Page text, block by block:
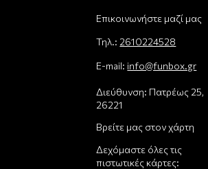
Επικοινωνήστε μαζί μας
Τηλ.: 2610224528
E-mail: info@funbox.gr
Διεύθυνση: Πατρέως 25,
26221
Βρείτε μας στον χάρτη
Δεχόμαστε όλες τις
πιστωτικές κάρτες: